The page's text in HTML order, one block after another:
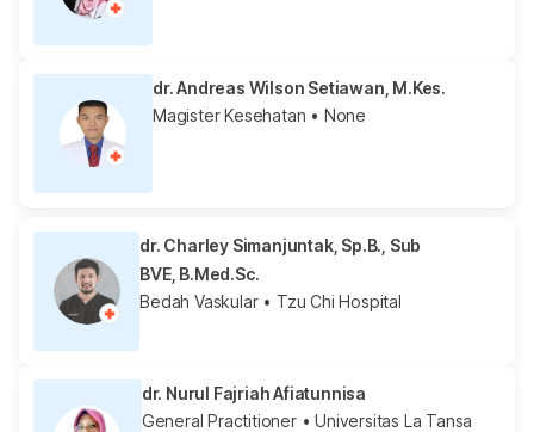
dr. Andreas Wilson Setiawan, M.Kes.
Magister Kesehatan • None
dr. Charley Simanjuntak, Sp.B., Sub
BVE, B.Med.Sc.
Bedah Vaskular• Tzu Chi Hospital
dr. Nurul Fajriah Afiatunnisa
General Practitioner• Universitas La Tansa